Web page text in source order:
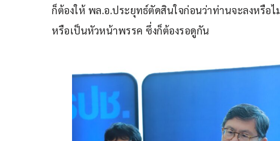
ก็ต้องให้ พล.อ.ประยุทธ์ตัดสินใจก่อนว่าท่านจะลงหรือ
หรือเป็นหัวหน้าพรรค ซึ่งก็ต้องรอดูกัน